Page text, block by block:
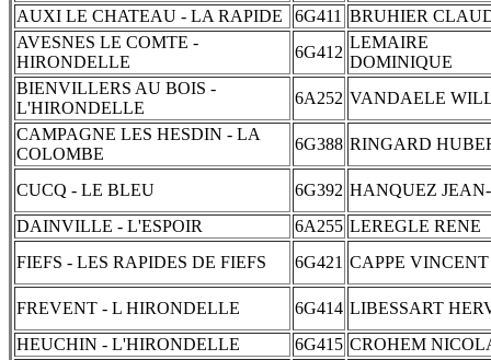
AUXI LE CHATEAU - LA RAPIDE
6G411 BRUHIER
AVESNES LE COMTE -
HIRONDELLE
6G412
LEMAIRE
DOMINIQUE
BIENVILLERS AU BOIS -
L'HIRONDELLE
6A252 VANDAELE
CAMPAGNE LES HESDIN - LA
COLOMBE
6G388 RINGARD
CUCQ - LE BLEU 6G392 HANQUEZ
DAINVILLE - L'ESPOIR
6A255 LEREGLE RENE
FIEFS - LES RAPIDES DE FIEFS
6G421 CAPPE VINCENT
FREVENT - L HIRONDELLE 6G414 LIBESSART
HEUCHIN - L'HIRONDELLE
6G415 CROHEM